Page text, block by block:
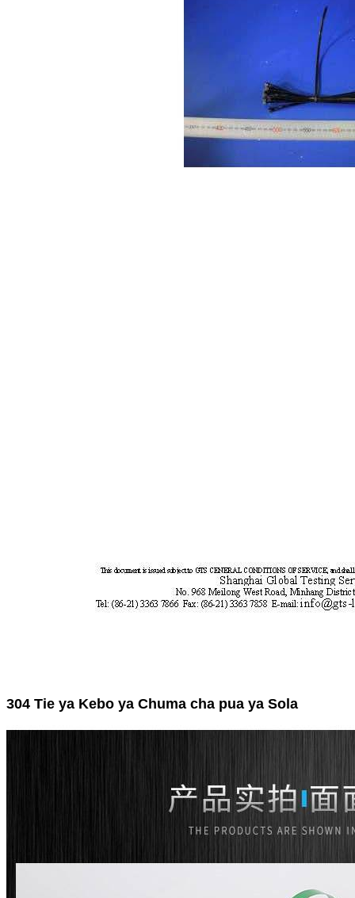
304 Tie ya Kebo ya Chuma cha pua ya Sola